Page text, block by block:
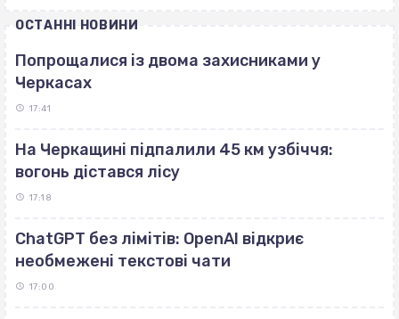
ОСТАННІ НОВИНИ
Попрощалися із двома захисниками у
Черкасах
17:41
На Черкащині підпалили 45 км узбіччя:
вогонь дістався лісу
17:18
ChatGPT без лімітів: OpenAI відкриє
необмежені текстові чати
17:00